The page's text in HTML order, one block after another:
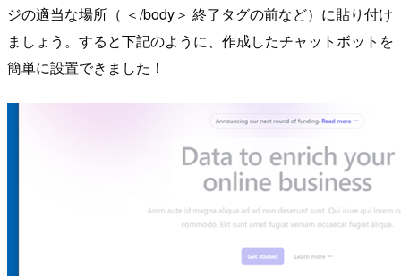
ジの適当な場所（ ＜/body＞ 終了タグの前など）に貼り付け
ましょう。すると下記のように、作成したチャットボットを
簡単に設置できました！